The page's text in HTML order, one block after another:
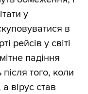
у
в
рейсів у світі
падіння
після того, коли
вірус став